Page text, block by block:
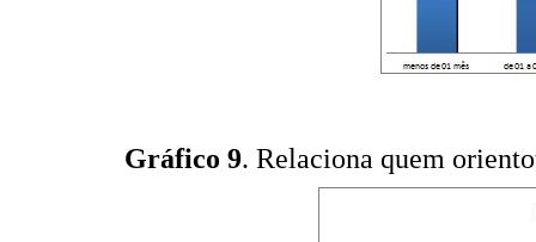
Gráfico 9. Relaciona quem